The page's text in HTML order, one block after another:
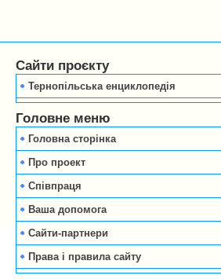
Сайти проєкту
Тернопільська енциклопедія
Головне меню
Головна сторінка
Про проект
Співпраця
Ваша допомога
Сайти-партнери
Права і правила сайту